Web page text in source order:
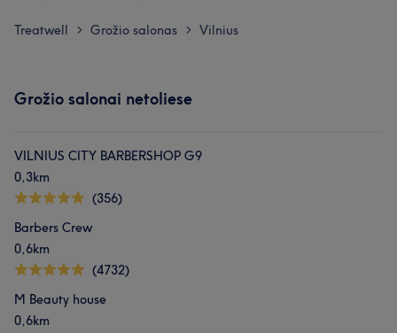
Treatwell > Grožio salonas > Vilnius
Grožio salonai netoliese
VILNIUS CITY BARBERSHOP G9
0,3km
(356)
Barbers Crew
0,6km
(4732)
M Beauty house
0,6km